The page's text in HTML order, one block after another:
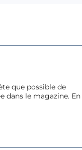
que possible de
dans le magazine. En